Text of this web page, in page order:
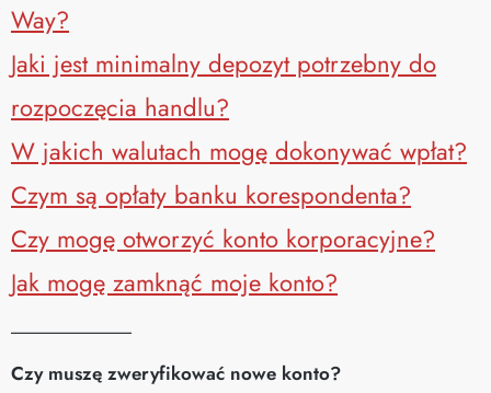
Way?
Jaki jest minimalny depozyt potrzebny do
rozpoczęcia handlu?
W jakich walutach mogę dokonywać wpłat?
Czym są opłaty banku korespondenta?
Czy mogę otworzyć konto korporacyjne?
Jak mogę zamknąć moje konto?
Czy muszę zweryfikować nowe konto?